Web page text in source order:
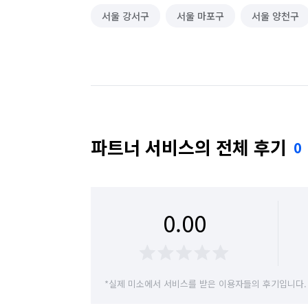
서울 강서구 서울 마포구 서울 양천구
파트너 서비스의 전체 후기 0
0.00
*실제 미소에서 서비스를 받은 이용자들의 후기입니다.